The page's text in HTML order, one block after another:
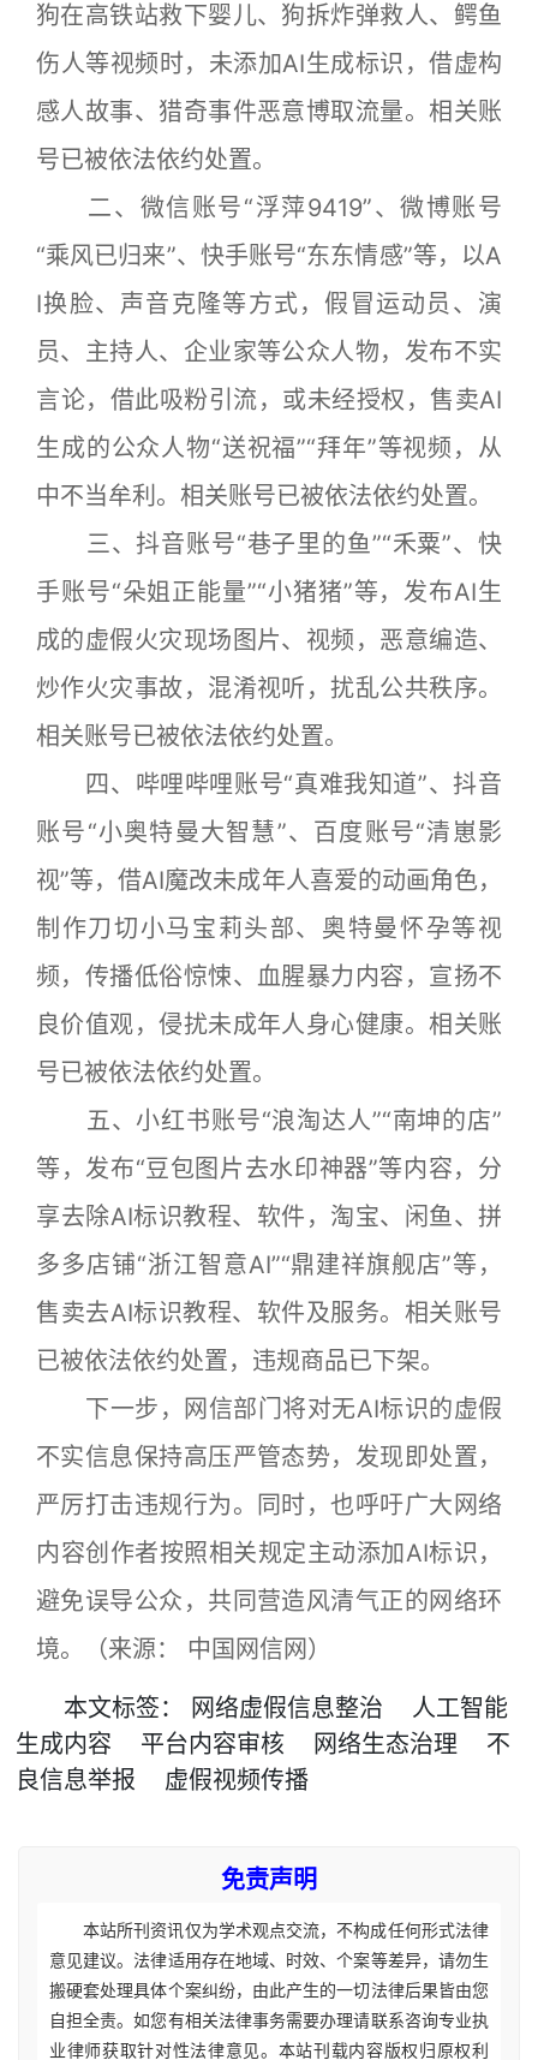
狗在高铁站救下婴儿、狗拆炸弹救人、鳄鱼
伤人等视频时，未添加AI生成标识，借虚构
感人故事、猎奇事件恶意博取流量。相关账
号已被依法依约处置。
二、微信账号“浮萍9419”、微博账号
“乘风已归来”、快手账号“东东情感”等，以A
I换脸、声音克隆等方式，假冒运动员、演
员、主持人、企业家等公众人物，发布不实
言论，借此吸粉引流，或未经授权，售卖AI
生成的公众人物“送祝福”“拜年”等视频，从
中不当牟利。相关账号已被依法依约处置。
三、抖音账号“巷子里的鱼”“禾粟”、快
手账号“朵姐正能量”“小猪猪”等，发布AI生
成的虚假火灾现场图片、视频，恶意编造、
炒作火灾事故，混淆视听，扰乱公共秩序。
相关账号已被依法依约处置。
四、哔哩哔哩账号“真难我知道”、抖音
账号“小奥特曼大智慧”、百度账号“清崽影
视”等，借AI魔改未成年人喜爱的动画角色，
制作刀切小马宝莉头部、奥特曼怀孕等视
频，传播低俗惊悚、血腥暴力内容，宣扬不
良价值观，侵扰未成年人身心健康。相关账
号已被依法依约处置。
五、小红书账号“浪淘达人”“南坤的店”
等，发布“豆包图片去水印神器”等内容，分
享去除AI标识教程、软件，淘宝、闲鱼、拼
多多店铺“浙江智意AI”“鼎建祥旗舰店”等，
售卖去AI标识教程、软件及服务。相关账号
已被依法依约处置，违规商品已下架。
下一步，网信部门将对无AI标识的虚假
不实信息保持高压严管态势，发现即处置，
严厉打击违规行为。同时，也呼吁广大网络
内容创作者按照相关规定主动添加AI标识，
避免误导公众，共同营造风清气正的网络环
境。（来源： 中国网信网）
本文标签： 网络虚假信息整治
人工智能
生成内容
平台内容审核 网络生态治理
不
良信息举报
虚假视频传播
免责声明
本站所刊资讯仅为学术观点交流，不构成任何形式法律
意见建议。法律适用存在地域、时效、个案等差异，请勿生
搬硬套处理具体个案纠纷，由此产生的一切法律后果皆由您
自担全责。如您有相关法律事务需要办理请联系咨询专业执
业律师获取针对性法律意见。本站刊载内容版权归原权利